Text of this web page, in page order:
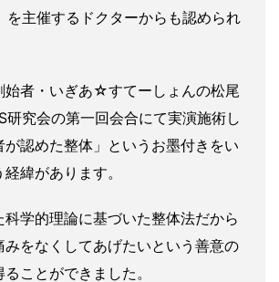
を主催するドクターからも認められ
始者・いぎあ☆すてーしょんの松尾
研究会の第一回会合にて実演施術し
が認めた整体」というお墨付きをい
緯があります。
科学的理論に基づいた整体法だから
みをなくしてあげたいという善意の
ことができました。